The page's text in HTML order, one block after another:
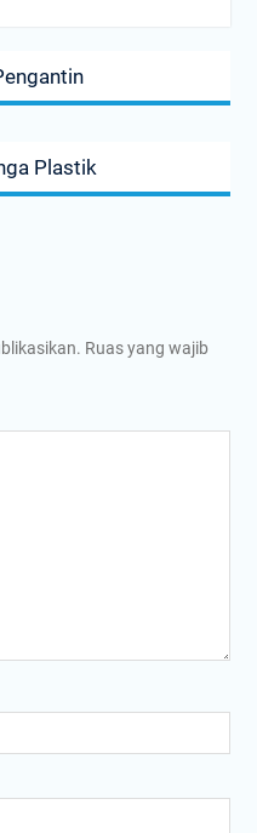
Plastik
Ruas yang wajib